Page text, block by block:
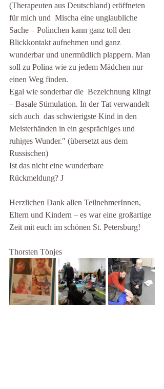
(Therapeuten aus Deutschland) eröffneten
für mich und  Mischa eine unglaubliche
Sache – Polinchen kann ganz toll den
Blickkontakt aufnehmen und ganz
wunderbar und unermüdlich plappern. Man
soll zu Polina wie zu jedem Mädchen nur
einen Weg finden.
Egal wie sonderbar die  Bezeichnung klingt
– Basale Stimulation. In der Tat verwandelt
sich auch  das schwierigste Kind in den
Meisterhänden in ein gesprächiges und
ruhiges Wunder." (übersetzt aus dem
Russischen)
Ist das nicht eine wunderbare
Rückmeldung? J
Herzlichen Dank allen TeilnehmerInnen,
Eltern und Kindern – es war eine großartige
Zeit mit euch im schönen St. Petersburg!
Thorsten Tönjes